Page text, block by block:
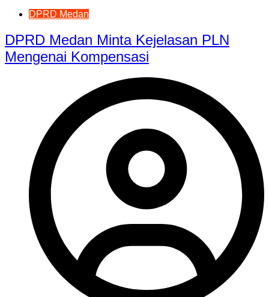
DPRD Medan
DPRD Medan Minta Kejelasan PLN
Mengenai Kompensasi